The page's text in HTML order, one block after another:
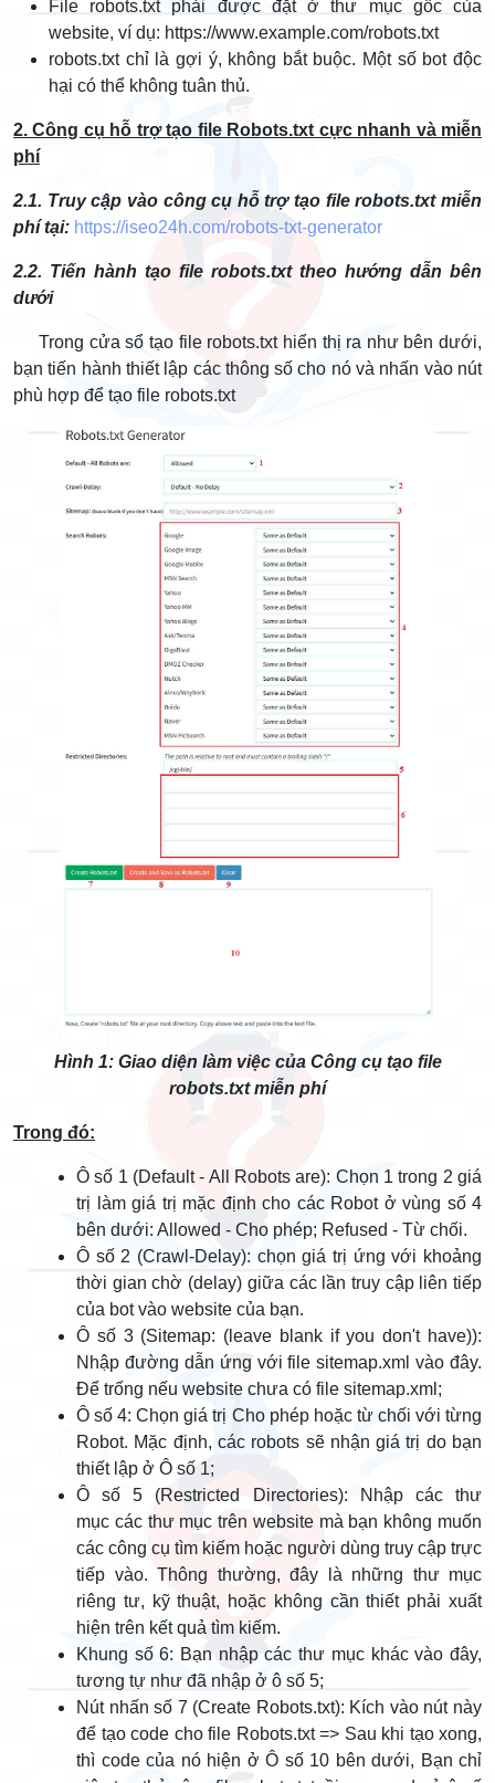
File robots.txt phải được đặt ở thư mục gốc của
website, ví dụ: https://www.example.com/robots.txt
robots.txt chỉ là gợi ý, không bắt buộc. Một số bot độc
hại có thể không tuân thủ.
2. Công cụ hỗ trợ tạo file Robots.txt cực nhanh và miễn
phí
2.1. Truy cập vào công cụ hỗ trợ tạo file robots.txt miễn
phí tại: https://iseo24h.com/robots-txt-generator
2.2. Tiến hành tạo file robots.txt theo hướng dẫn bên
dưới
Trong cửa sổ tạo file robots.txt hiển thị ra như bên dưới,
bạn tiến hành thiết lập các thông số cho nó và nhấn vào nút
phù hợp để tạo file robots.txt
Hình 1: Giao diện làm việc của Công cụ tạo file
robots.txt miễn phí
Trong đó:
Ô số 1 (Default - All Robots are): Chọn 1 trong 2 giá
trị làm giá trị mặc định cho các Robot ở vùng số 4
bên dưới: Allowed - Cho phép; Refused - Từ chối.
Ô số 2 (Crawl-Delay): chọn giá trị ứng với khoảng
thời gian chờ (delay) giữa các lần truy cập liên tiếp
của bot vào website của bạn.
Ô số 3 (Sitemap: (leave blank if you don't have)):
Nhập đường dẫn ứng với file sitemap.xml vào đây.
Để trống nếu website chưa có file sitemap.xml;
Ô số 4: Chọn giá trị Cho phép hoặc từ chối với từng
Robot. Mặc định, các robots sẽ nhận giá trị do bạn
thiết lập ở Ô số 1;
Ô số 5 (Restricted Directories): Nhập các thư
mục các thư mục trên website mà bạn không muốn
các công cụ tìm kiếm hoặc người dùng truy cập trực
tiếp vào. Thông thường, đây là những thư mục
riêng tư, kỹ thuật, hoặc không cần thiết phải xuất
hiện trên kết quả tìm kiếm.
Khung số 6: Bạn nhập các thư mục khác vào đây,
tương tự như đã nhập ở ô số 5;
Nút nhấn số 7 (Create Robots.txt): Kích vào nút này
để tạo code cho file Robots.txt => Sau khi tạo xong,
thì code của nó hiện ở Ô số 10 bên dưới, Bạn chỉ